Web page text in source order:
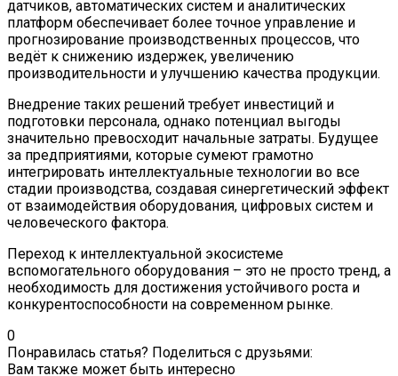
датчиков, автоматических систем и аналитических
платформ обеспечивает более точное управление и
прогнозирование производственных процессов, что
ведёт к снижению издержек, увеличению
производительности и улучшению качества продукции.
Внедрение таких решений требует инвестиций и
подготовки персонала, однако потенциал выгоды
значительно превосходит начальные затраты. Будущее
за предприятиями, которые сумеют грамотно
интегрировать интеллектуальные технологии во все
стадии производства, создавая синергетический эффект
от взаимодействия оборудования, цифровых систем и
человеческого фактора.
Переход к интеллектуальной экосистеме
вспомогательного оборудования – это не просто тренд, а
необходимость для достижения устойчивого роста и
конкурентоспособности на современном рынке.
0
Понравилась статья? Поделиться с друзьями:
Вам также может быть интересно